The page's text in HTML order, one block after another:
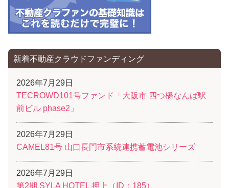
新着不動産クラウドファンディング
2026年7月29日
TECROWD101号ファンド「大阪市 四つ橋なんば駅
前ビル phase2」
2026年7月29日
CAMEL81号 山口長門市系統連携蓄電池シリーズ
2026年7月29日
第2期 SYLA HOTEL 押上（ID：185）